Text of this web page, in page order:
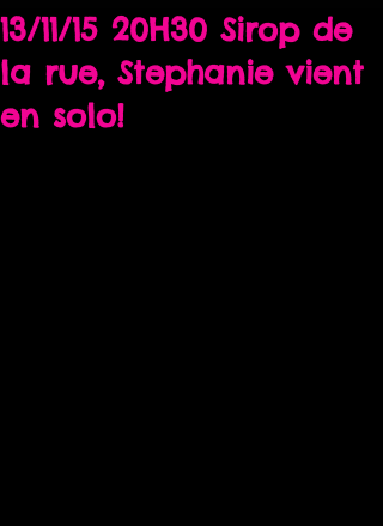
13/11/15 20H30 Sirop de
la rue, Stephanie vient
en solo!